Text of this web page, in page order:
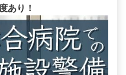
あり！